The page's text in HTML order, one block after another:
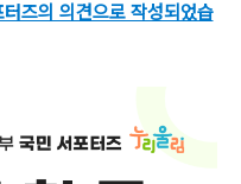
즈의 의견으로 작성되었습